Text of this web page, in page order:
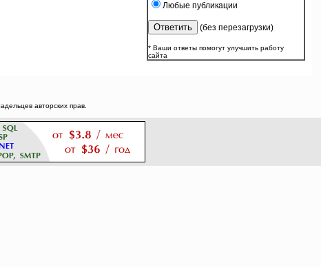
Любые публикации
(без перезагрузки)
* Ваши ответы помогут улучшить работу
сайта
авторских прав.